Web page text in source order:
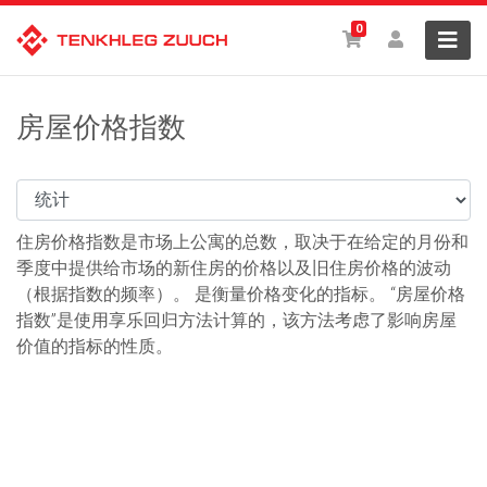
0
房屋价格指数
住房价格指数是市场上公寓的总数，取决于在给定的月份和
季度中提供给市场的新住房的价格以及旧住房价格的波动
（根据指数的频率）。 是衡量价格变化的指标。 “房屋价格
指数”是使用享乐回归方法计算的，该方法考虑了影响房屋
价值的指标的性质。